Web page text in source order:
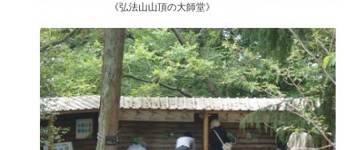
《弘法山山頂の大師堂》